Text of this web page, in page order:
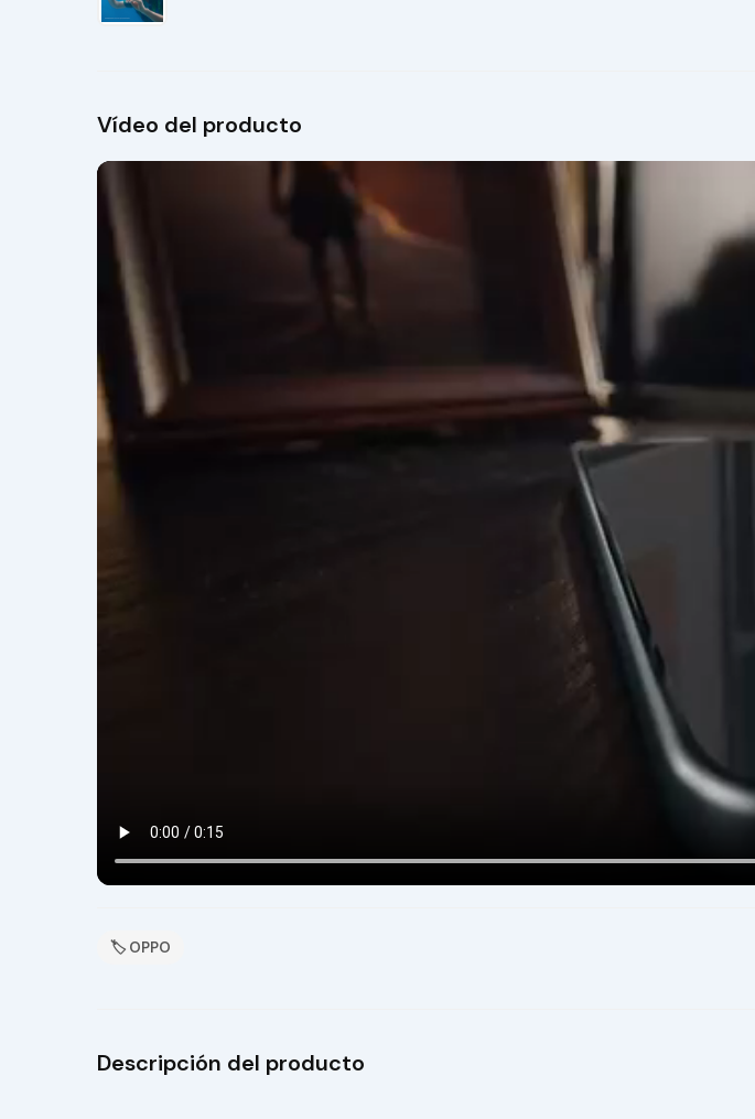
Vídeo del producto
🏷 OPPO
Descripción del producto